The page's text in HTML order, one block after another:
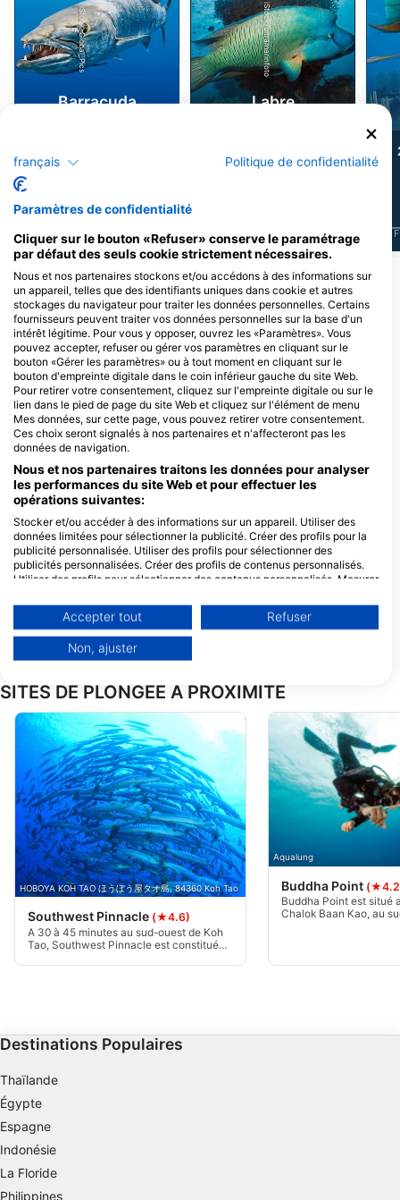
iStock-Global_Pics
Barracuda
J F M A M J J A S O N D
iStock/ultramarinfoto
Labre
J F M A M J J A S O N D F
Afficher plus d'animaux
Centres de plongée desservant ce site
de plongée
Koh Tao Scuba Club
8/21 Moo 2, 84360 Koh Tao, Surat
Thani, Thailande
Crystal Dive
7/1 Moo 2, Koh Tao, 84360 Koh
Tao, Thailande
Echo Divers
25/11 Moo 2, Koh Tao,
84360 Koh Phangan,
Thailande
Finsanity
9/27 Moo 2, 84360 Koh Tao,
Thailande
The Coral Tribe
7/1 Moo 2, Koh Tao, 84360
Koh Phangan, Surat Thani,
Thailande
Seashell Divers
Ko Tao, 84360 Koh
Phangan, Surat
Thailande
Chalok Reef
11/50 Moo3, 84360
Tao, Thailande
Abyssal Deep
25/111 MOO 2, KOH
SITES DE PLONGÉE À PROXIMITÉ
HOBOYA KOH TAO ほうぼう屋タオ島, 84360 Koh Tao
Southwest Pinnacle (★4.6)
A 30 à 45 minutes au sud-ouest de Koh
Tao, Southwest Pinnacle est constitué
profondeur. Habituellement, deux lignes
Aqualung
Buddha Point
Buddha Point est situé
Chalok Baan Kao, au
un récif peu profond
Destinations Populaires
Thaïlande
Égypte
Espagne
Indonésie
La Floride
Philippines
français Politique de confidentialité
Paramètres de confidentialité
Cliquer sur le bouton «Refuser» conserve le paramétrage
par défaut des seuls cookie strictement nécessaires.
Nous et nos partenaires stockons et/ou accédons à des informations sur
un appareil, telles que des identifiants uniques dans cookie et autres
stockages du navigateur pour traiter les données personnelles. Certains
fournisseurs peuvent traiter vos données personnelles sur la base d'un
intérêt légitime. Pour vous y opposer, ouvrez les «Paramètres». Vous
pouvez accepter, refuser ou gérer vos paramètres en cliquant sur le
bouton «Gérer les paramètres» ou à tout moment en cliquant sur le
bouton d'empreinte digitale dans le coin inférieur gauche du site Web.
Pour retirer votre consentement, cliquez sur l'empreinte digitale ou sur le
lien dans le pied de page du site Web et cliquez sur l'élément de menu
Mes données, sur cette page, vous pouvez retirer votre consentement.
Ces choix seront signalés à nos partenaires et n'affecteront pas les
données de navigation.
Nous et nos partenaires traitons les données pour analyser
les performances du site Web et pour effectuer les
opérations suivantes:
Stocker et/ou accéder à des informations sur un appareil. Utiliser des
données limitées pour sélectionner la publicité. Créer des profils pour la
publicité personnalisée. Utiliser des profils pour sélectionner des
publicités personnalisées. Créer des profils de contenus personnalisés.
Utiliser des profils pour sélectionner des contenus personnalisés. Mesurer
Comprendre les publics par le biais de statistiques ou de combinaisons de
données provenant de différentes sources. Développer et améliorer les
services. Utiliser des données limitées pour sélectionner le contenu.
Vous trouverez de plus amples informations sur l'utilisation des données
Les données peuvent être partagées en dehors de l'Union européenne et
envoyées aux États-Unis.
Votre consentement et la politique cookie s'appliquent uniquement à ce
site Web/application.
Voir la liste des partenaires (1 IAB Vendors)
Nous utilisons vos données aux fins suivantes :
Objectifs de traitement de l'IAB :
Stocker et/ou accéder à des informations sur
un appareil
Utiliser des données limitées pour
sélectionner la publicité
Créer des profils pour la publicité
personnalisée
Créer des profils de contenus personnalisés
contenus personnalisés
Mesurer la performance des publicités
Mesurer la performance des contenus
Comprendre les publics par le biais de
Accepter tout Refuser
Non, ajuster